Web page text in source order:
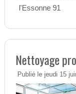
l'Essonne 91
Nettoyage
Publié le jeudi 15